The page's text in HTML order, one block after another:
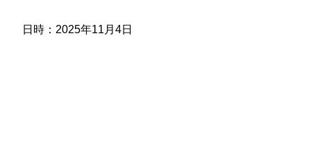
日時：2025年11月4日